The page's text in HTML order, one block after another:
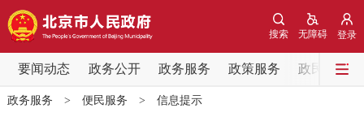
登录
无障碍
搜索
要闻动态 政务公开 政务服务 政策服务 政民互动
要闻动态
党中央精神 国务院信息
政务服务 > 便民服务 > 信息提示